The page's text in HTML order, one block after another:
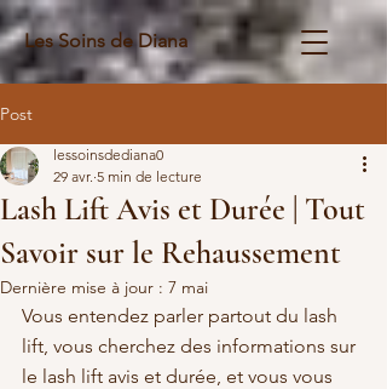
Les Soins de Diana
Post
Lash Lift Avis et Durée | Tout
Savoir sur le Rehaussement
lessoinsdediana0
29 avr. 5 min de lecture
Dernière mise à jour : 7 mai
Vous entendez parler partout du lash
lift, vous cherchez des informations sur
le lash lift avis et durée, et vous vous